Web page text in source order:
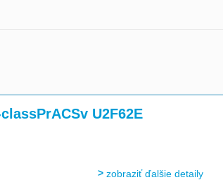
U2F62E
zobraziť ďalšie detaily